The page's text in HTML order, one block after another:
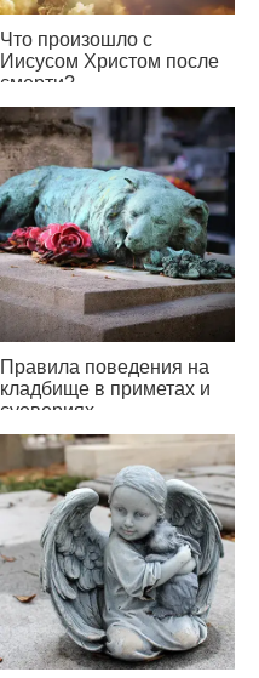
Что произошло с
Иисусом Христом после
смерти?
Правила поведения на
кладбище в приметах и
суевериях